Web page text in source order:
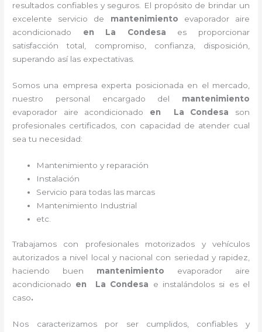
resultados confiables y seguros. El propósito de brindar un
excelente servicio de mantenimiento evaporadoraire
acondicionado en La Condesa
es proporcionar
satisfacción total, compromiso, confianza, disposición,
superando así las expectativas.
Somos una empresa experta posicionada en el mercado,
nuestro personal encargado del mantenimiento
evaporador aire acondicionado en La Condesa
son
profesionales certificados, con capacidad de atender cual
sea tu necesidad:
Mantenimiento y reparación
Instalación
Servicio para todas las marcas
Mantenimiento Industrial
etc.
Trabajamos con profesionales motorizados y vehículos
autorizados a nivel local y nacional con seriedad y rapidez,
haciendo buen mantenimiento evaporadoraire
acondicionado en La Condesa e instalándolos si es el
caso.
Nos caracterizamos por ser cumplidos, confiables y